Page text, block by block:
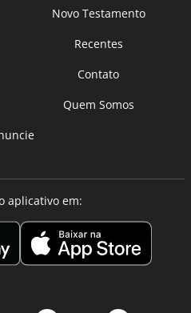
Novo Testamento
Recentes
Contato
Quem Somos
aplicativo em: